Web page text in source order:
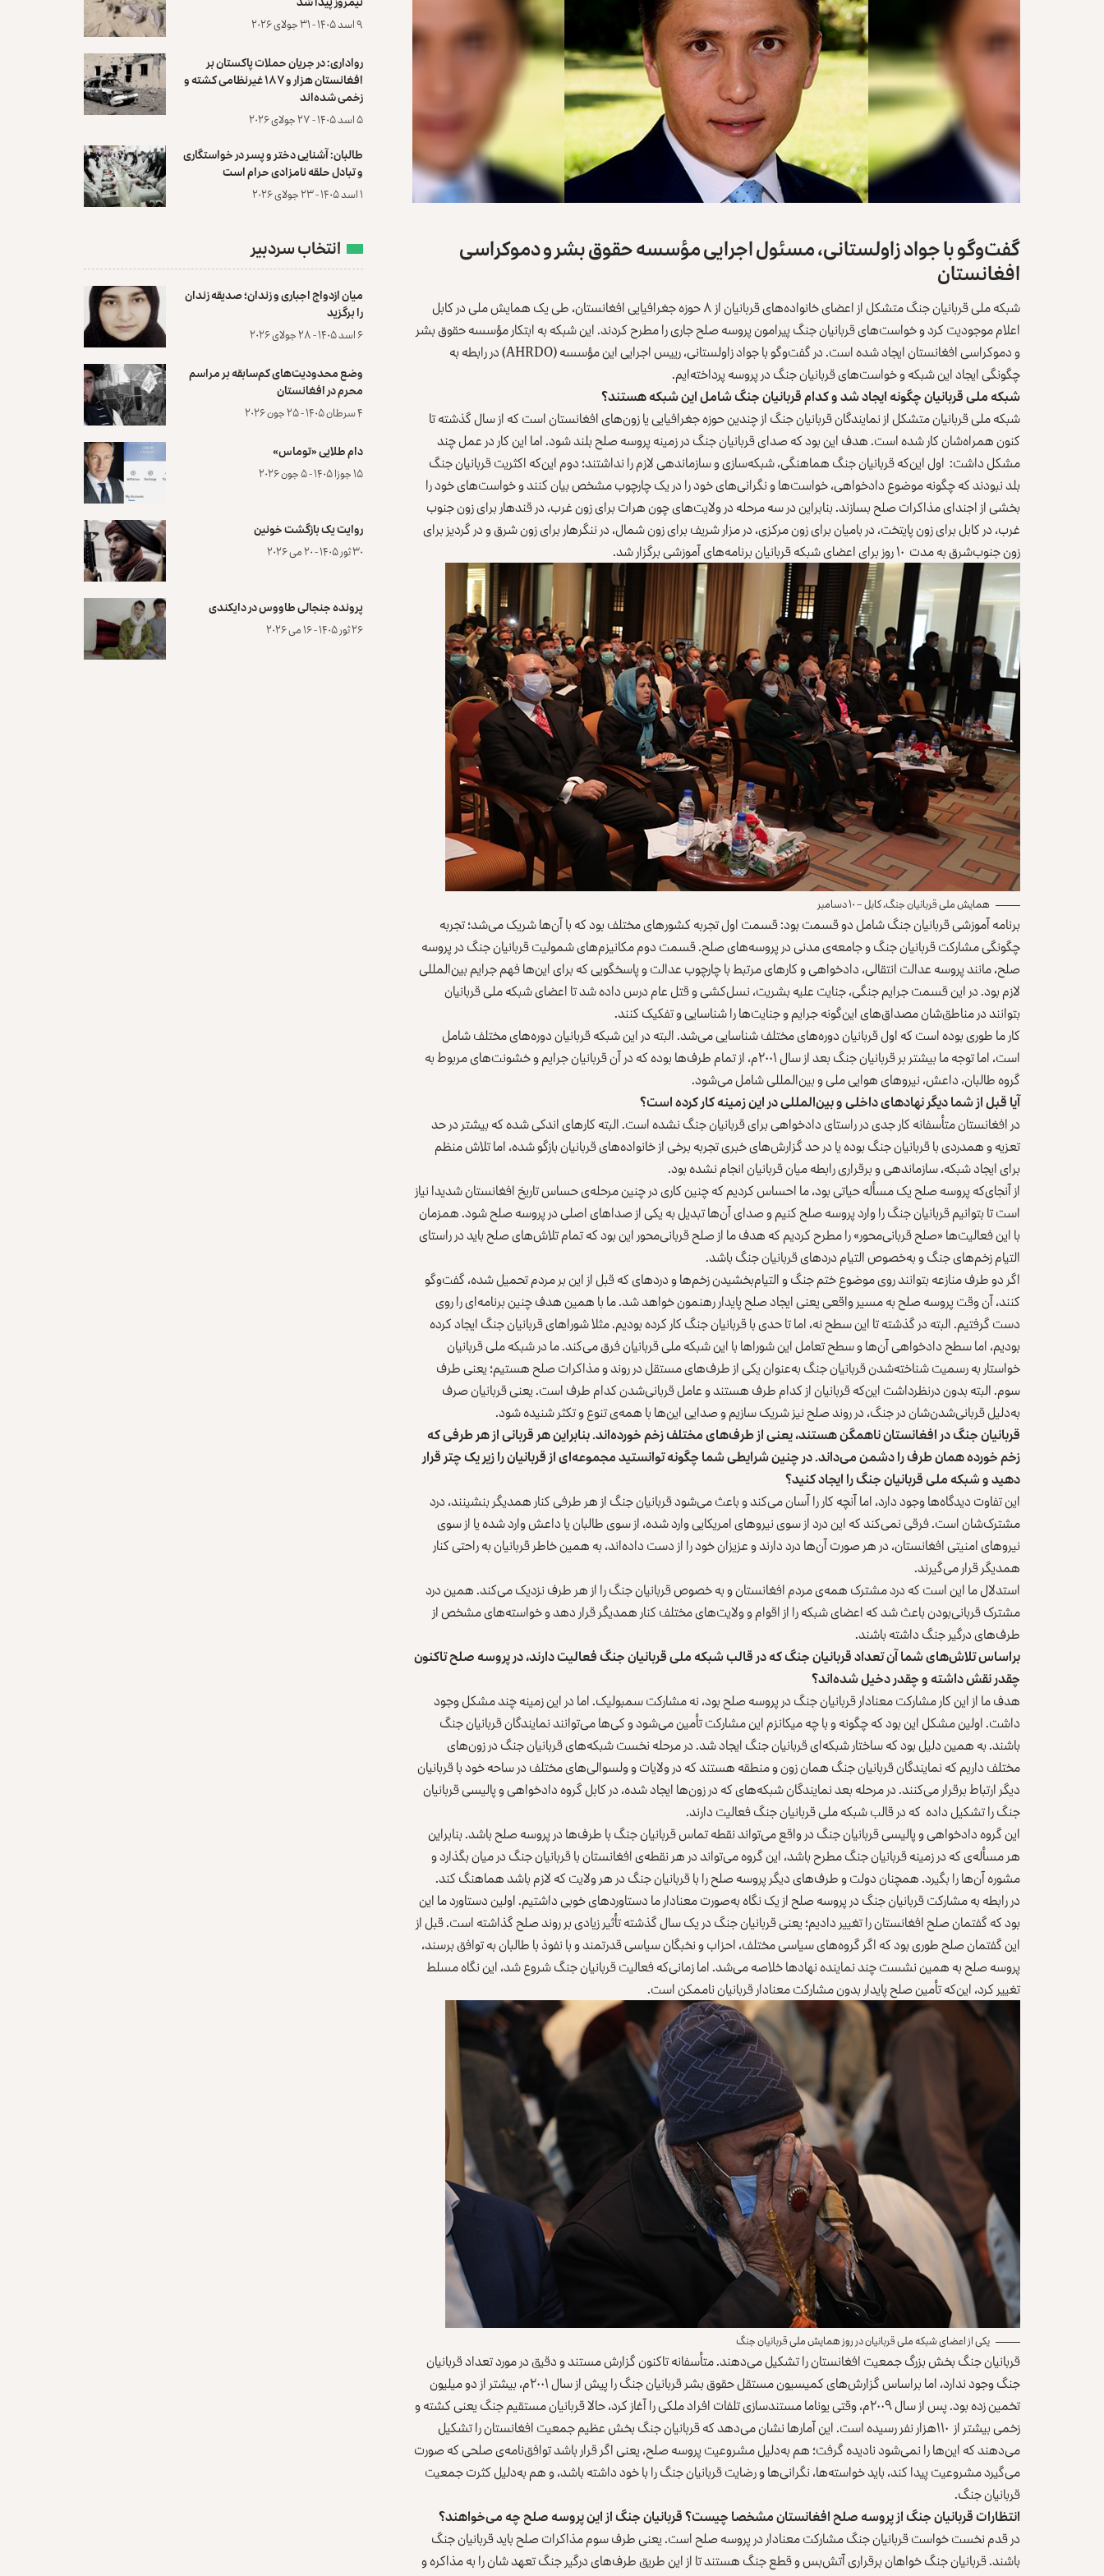
گفت‌وگو با جواد زاولستانی، مسئول اجرایی مؤسسه حقوق بشر و دموکراسی
افغانستان
شبکه ملی قربانیان جنگ متشکل از اعضای خانواده‌های قربانیان از ۸ حوزه جغرافیایی افغانستان، طی یک همایش ملی در کابل
اعلام موجودیت کرد و خواست‌های قربانیان جنگ پیرامون پروسه صلح جاری را مطرح کردند. این شبکه به ابتکار مؤسسه حقوق بشر
و دموکراسی افغانستان ایجاد شده است. در گفت‌وگو با جواد زاولستانی، رییس اجرایی این مؤسسه (AHRDO) در رابطه به
چگونگی ایجاد این شبکه و خواست‌های قربانیان جنگ در پروسه پرداخته‌ایم.
شبکه ملی قربانیان چگونه ایجاد شد و کدام قربانیان جنگ شامل این شبکه هستند؟
شبکه ملی قربانیان متشکل از نمایندگان قربانیان جنگ از چندین حوزه جغرافیایی یا زون‌های افغانستان است که از سال گذشته تا
کنون همراه‌شان کار شده است. هدف این بود که صدای قربانیان جنگ در زمینه پروسه صلح بلند شود. اما این کار در عمل چند
مشکل داشت: اول این‌که قربانیان جنگ هماهنگی، شبکه‌سازی و سازماندهی لازم را نداشتند؛ دوم این‌که اکثریت قربانیان جنگ
بلد نبودند که چگونه موضوع دادخواهی، خواست‌ها و نگرانی‌های خود را در یک چارچوب مشخص بیان کنند و خواست‌های خود را
بخشی از اجندای مذاکرات صلح بسازند. بنابراین در سه مرحله‌ در ولایت‌های چون هرات برای زون غرب، در قندهار برای زون جنوب
غرب، در کابل برای زون پایتخت، در بامیان برای زون مرکزی، در مزار شریف برای زون شمال، در ننگرهار برای زون شرق و در گردیز برای
زون جنوب‌شرق به مدت ۱۰ روز برای اعضای شبکه قربانیان برنامه‌های آموزشی برگزار شد.
همایش ملی قربانیان جنگ، کابل – ۱۰ دسامبر
برنامه آموزشی قربانیان جنگ شامل دو قسمت بود: قسمت اول تجربه کشورهای مختلف بود که با آن‌ها شریک می‌شد؛ تجربه
چگونگی مشارکت قربانیان جنگ و جامعه‌ی مدنی در پروسه‌های صلح. قسمت دوم مکانیزم‌های شمولیت قربانیان جنگ در پروسه
صلح، مانند پروسه عدالت انتقالی، دادخواهی و کارهای مرتبط با چارچوب عدالت و پاسخگویی که برای این‌ها فهم جرایم بین‌المللی
لازم بود. در این قسمت جرایم جنگی، جنایت علیه بشریت، نسل‌کشی و قتل عام درس داده شد تا اعضای شبکه ملی قربانیان
بتوانند در مناطق‌شان مصداق‌های این‌گونه جرایم و جنایت‌ها را شناسایی و تفکیک کنند.
کار ما طوری بوده است که اول قربانیان دوره‌های مختلف شناسایی می‌شد. البته در این شبکه قربانیان دوره‌های مختلف شامل
است، اما توجه ما بیشتر بر قربانیان جنگ بعد از سال ۲۰۰۱م، از تمام طرف‌ها بوده که در آن قربانیان جرایم و خشونت‌های مربوط به
گروه طالبان، داعش، نیروهای هوایی ملی و بین‌المللی شامل می‌شود.
آیا قبل از شما دیگر نهادهای داخلی و بین‌المللی در این زمینه کار کرده است؟
در افغانستان متأسفانه کار جدی در راستای دادخواهی برای قربانیان جنگ نشده است. البته کارهای اندکی شده که بیشتر در حد
تعزیه و همدردی با قربانیان جنگ بوده یا در حد گزارش‌های خبری تجربه برخی از خانواده‌های قربانیان بازگو شده، اما تلاش منظم
برای ایجاد شبکه، سازماندهی و برقراری رابطه میان قربانیان انجام نشده بود.
از آنجای‌که پروسه صلح یک مسأله حیاتی بود، ما احساس کردیم که چنین کاری در چنین مرحله‌ی حساس تاریخ افغانستان شدیدا نیاز
است تا بتوانیم قربانیان جنگ را وارد پروسه صلح کنیم و صدای آن‌ها تبدیل به یکی از صداهای اصلی در پروسه صلح شود. همزمان
با این فعالیت‌ها «صلح قربانی‌محور» را مطرح کردیم که هدف ما از صلح قربانی‌محور این بود که تمام تلاش‌های صلح باید در راستای
التیام زخم‌های جنگ و به‌خصوص التیام دردهای قربانیان جنگ باشد.
اگر دو طرف منازعه بتوانند روی موضوع ختم جنگ و التیام‌بخشیدن زخم‌ها و دردهای که قبل از این بر مردم تحمیل شده، گفت‌وگو
کنند، آن وقت پروسه صلح به مسیر واقعی یعنی ایجاد صلح پایدار رهنمون خواهد شد. ما با همین هدف چنین برنامه‌ای را روی
دست گرفتیم. البته در گذشته تا این سطح نه، اما تا حدی با قربانیان جنگ کار کرده بودیم. مثلا شوراهای قربانیان جنگ ایجاد کرده
بودیم، اما سطح دادخواهی آن‌ها و سطح تعامل این شوراها با این شبکه ملی قربانیان فرق می‌کند. ما در شبکه ملی قربانیان
خواستار به رسمیت شناخته‌شدن قربانیان جنگ به‌عنوان یکی از طرف‌های مستقل در روند و مذاکرات صلح هستیم؛ یعنی طرف
سوم. البته بدون درنظرداشت این‌که قربانیان از کدام طرف هستند و عامل قربانی‌شدن کدام طرف است. یعنی قربانیان صرف
به‌دلیل قربانی‌شدن‌شان در جنگ، در روند صلح نیز شریک سازیم و صدایی این‌ها با همه‌ی تنوع و تکثر شنیده شود.
قربانیان جنگ در افغانستان ناهمگن هستند، یعنی از طرف‌های مختلف زخم خورده‌اند. بنابراین هر قربانی از هر طرفی که
زخم خورده همان طرف را دشمن می‌داند. در چنین شرایطی شما چگونه توانستید مجموعه‌ای از قربانیان را زیر یک چتر قرار
دهید و شبکه ملی قربانیان جنگ را ایجاد کنید؟
این تفاوت دیدگاه‌ها وجود دارد، اما آنچه کار را آسان می‌کند و باعث می‌شود قربانیان جنگ از هر طرفی کنار همدیگر بنشینند، درد
مشترک‌شان است. فرقی نمی‌کند که این درد از سوی نیروهای امریکایی وارد شده، از سوی طالبان یا داعش وارد شده یا از سوی
نیروهای امنیتی افغانستان، در هر صورت آن‌ها درد دارند و عزیزان خود را از دست داده‌اند، به همین خاطر قربانیان به راحتی کنار
همدیگر قرار می‌گیرند.
استدلال ما این است که درد مشترک همه‌ی مردم افغانستان و به خصوص قربانیان جنگ را از هر طرف نزدیک می‌کند. همین درد
مشترک قربانی‌بودن باعث شد که اعضای شبکه را از اقوام و ولایت‌های مختلف کنار همدیگر قرار دهد و خواسته‌های مشخص از
طرف‌های درگیر جنگ داشته باشند.
براساس تلاش‌های شما آن تعداد قربانیان جنگ که در قالب شبکه ملی قربانیان جنگ فعالیت دارند، در پروسه صلح تاکنون
چقدر نقش داشته و چقدر دخیل شده‌اند؟
هدف ما از این کار مشارکت معنادار قربانیان جنگ در پروسه صلح بود، نه مشارکت سمبولیک. اما در این زمینه چند مشکل وجود
داشت. اولین مشکل این بود که چگونه و با چه میکانزم این مشارکت تأمین می‌شود و کی‌ها می‌توانند نمایندگان قربانیان جنگ
باشند. به همین دلیل بود که ساختار شبکه‌ای قربانیان جنگ ایجاد شد. در مرحله نخست شبکه‌های قربانیان جنگ در زون‌های
مختلف داریم که نمایندگان قربانیان جنگ همان زون و منطقه هستند که در ولایات و ولسوالی‌های مختلف در ساحه خود با قربانیان
دیگر ارتباط برقرار می‌کنند. در مرحله بعد نمایندگان شبکه‌های که در زون‌ها ایجاد شده، در کابل گروه دادخواهی و پالیسی قربانیان
جنگ را تشکیل داده که در قالب شبکه ملی قربانیان جنگ فعالیت دارند.
این گروه دادخواهی و پالیسی قربانیان جنگ در واقع می‌تواند نقطه تماس قربانیان جنگ با طرف‌ها در پروسه صلح باشد. بنابراین
هر مسأله‌ی که در زمینه قربانیان جنگ مطرح باشد، این گروه می‌تواند در هر نقطه‌ی افغانستان با قربانیان جنگ در میان بگذارد و
مشوره آن‌ها را بگیرد. همچنان دولت و طرف‌های دیگر پروسه صلح را با قربانیان جنگ در هر ولایت که لازم باشد هماهنگ کند.
در رابطه به مشارکت قربانیان جنگ در پروسه صلح از یک نگاه به‌صورت معنادار ما دستاوردهای خوبی داشتیم. اولین دستاورد ما این
بود که گفتمان صلح افغانستان را تغییر دادیم؛ یعنی قربانیان جنگ در یک سال گذشته تأثیر زیادی بر روند صلح گذاشته است. قبل از
این گفتمان صلح طوری بود که اگر گروه‌های سیاسی مختلف، احزاب و نخبگان سیاسی قدرتمند و با نفوذ با طالبان به توافق برسند،
پروسه صلح به همین نشست چند نماینده نهادها خلاصه می‌شد. اما زمانی‌که فعالیت قربانیان جنگ شروع شد، این نگاه مسلط
تغییر کرد، این‌که تأمین صلح پایدار بدون مشارکت معنادار قربانیان ناممکن است.
یکی از اعضای شبکه ملی قربانیان در روز همایش ملی قربانیان جنگ
قربانیان جنگ بخش بزرگ جمعیت افغانستان را تشکیل می‌دهند. متأسفانه تاکنون گزارش مستند و دقیق در مورد تعداد قربانیان
جنگ وجود ندارد، اما براساس گزارش‌های کمیسیون مستقل حقوق بشر قربانیان جنگ را پیش از سال ۲۰۰۱م، بیشتر از دو میلیون
تخمین زده بود. پس از سال ۲۰۰۹م، وقتی یوناما مستندسازی تلفات افراد ملکی را آغاز کرد، حالا قربانیان مستقیم جنگ یعنی کشته و
زخمی بیشتر از ۱۱۰هزار نفر رسیده است. این آمارها نشان می‌دهد که قربانیان جنگ بخش عظیم جمعیت افغانستان را تشکیل
می‌دهند که این‌ها را نمی‌شود نادیده گرفت؛ هم به‌دلیل مشروعیت پروسه صلح، یعنی اگر قرار باشد توافق‌نامه‌ی صلحی که صورت
می‌گیرد مشروعیت پیدا کند، باید خواسته‌ها، نگرانی‌ها و رضایت قربانیان جنگ را با خود داشته باشد، و هم به‌دلیل کثرت جمعیت
قربانیان جنگ.
انتظارات قربانیان جنگ از پروسه صلح افغانستان مشخصا چیست؟ قربانیان جنگ از این پروسه صلح چه می‌خواهند؟
در قدم نخست خواست قربانیان جنگ مشارکت معنادار در پروسه صلح است. یعنی طرف سوم مذاکرات صلح باید قربانیان جنگ
باشند. قربانیان جنگ خواهان برقراری آتش‌بس و قطع جنگ هستند تا از این طریق طرف‌های درگیر جنگ تعهد شان را به مذاکره و
۹ اسد ۱۴۰۵ - ۳۱ جولای ۲۰۲۶
رواداری: در جریان حملات پاکستان بر
افغانستان هزار و ۱۸۷ غیرنظامی کشته و
زخمی شده‌اند
۵ اسد ۱۴۰۵ - ۲۷ جولای ۲۰۲۶
طالبان: آشنایی دختر و پسر در خواستگاری
و تبادل حلقه نامزادی حرام است
۱ اسد ۱۴۰۵ - ۲۳ جولای ۲۰۲۶
انتخاب سردبیر
میان ازدواج اجباری و زندان؛ صدیقه زندان
را برگزید
۶ اسد ۱۴۰۵ - ۲۸ جولای ۲۰۲۶
وضع محدودیت‌های کم‌سابقه بر مراسم
محرم در افغانستان
۴ سرطان ۱۴۰۵ - ۲۵ جون ۲۰۲۶
دام طلایی «توماس»
۱۵ جوزا ۱۴۰۵ - ۵ جون ۲۰۲۶
روایت یک بازگشت خونین
۳۰ ثور ۱۴۰۵ - ۲۰ می ۲۰۲۶
پرونده‌ جنجالی طاووس در دایکندی
۲۶ ثور ۱۴۰۵ - ۱۶ می ۲۰۲۶